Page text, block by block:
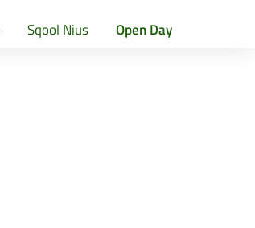
Sqool Nius Open Day